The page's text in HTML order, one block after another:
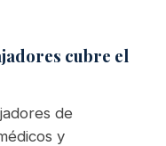
cubre el
de
y